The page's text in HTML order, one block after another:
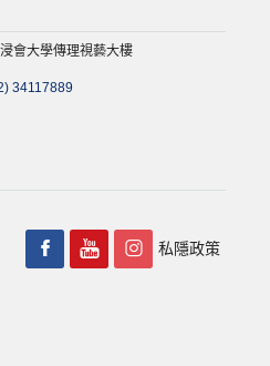
會大學傳理視藝大樓
34117889
私隱政策